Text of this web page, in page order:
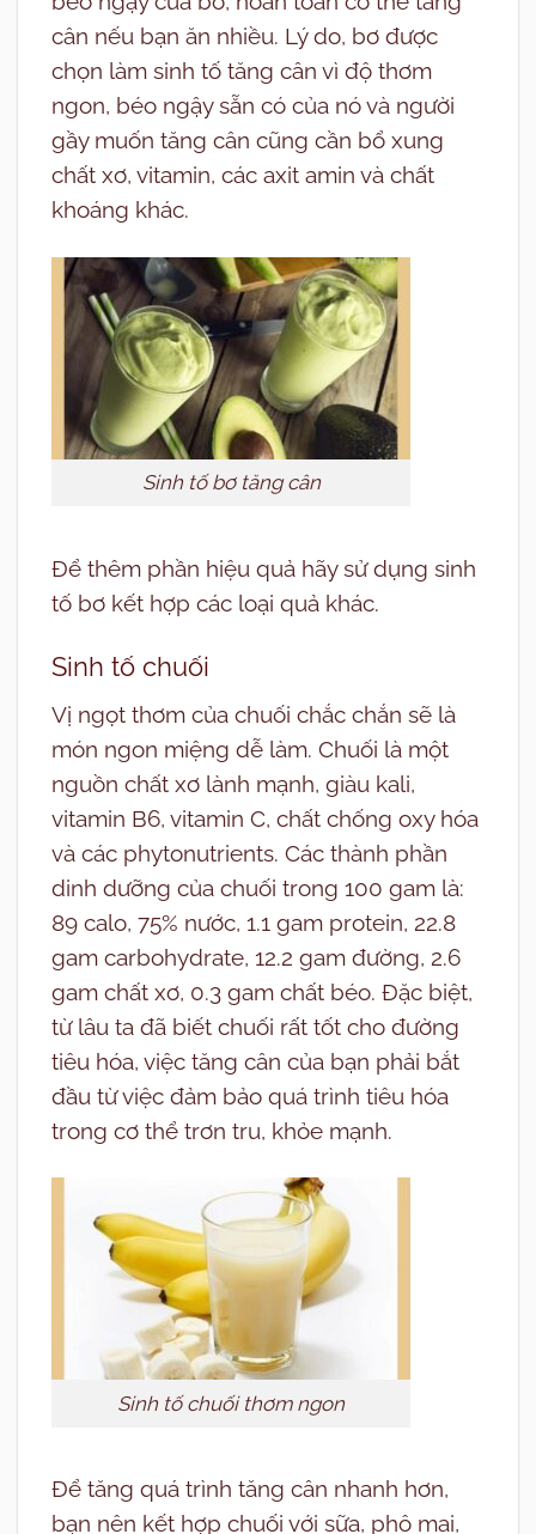
cân nếu bạn ăn nhiều. Lý do, bơ được
chọn làm sinh tố tăng cân vì độ thơm
ngon, béo ngậy sẵn có của nó và người
gầy muốn tăng cân cũng cần bổ xung
chất xơ, vitamin, các axit amin và chất
khoáng khác.
Sinh tố bơ tăng cân
Để thêm phần hiệu quả hãy sử dụng sinh
tố bơ kết hợp các loại quả khác.
Sinh tố chuối
Vị ngọt thơm của chuối chắc chắn sẽ là
món ngon miệng dễ làm. Chuối là một
nguồn chất xơ lành mạnh, giàu kali,
vitamin B6, vitamin C, chất chống oxy hóa
và các phytonutrients. Các thành phần
dinh dưỡng của chuối trong 100 gam là:
89 calo, 75% nước, 1.1 gam protein, 22.8
gam carbohydrate, 12.2 gam đường, 2.6
gam chất xơ, 0.3 gam chất béo. Đặc biệt,
từ lâu ta đã biết chuối rất tốt cho đường
tiêu hóa, việc tăng cân của bạn phải bắt
đầu từ việc đảm bảo quá trình tiêu hóa
trong cơ thể trơn tru, khỏe mạnh.
Sinh tố chuối thơm ngon
Để tăng quá trình tăng cân nhanh hơn,
bạn nên kết hợp chuối với sữa, phô mai,